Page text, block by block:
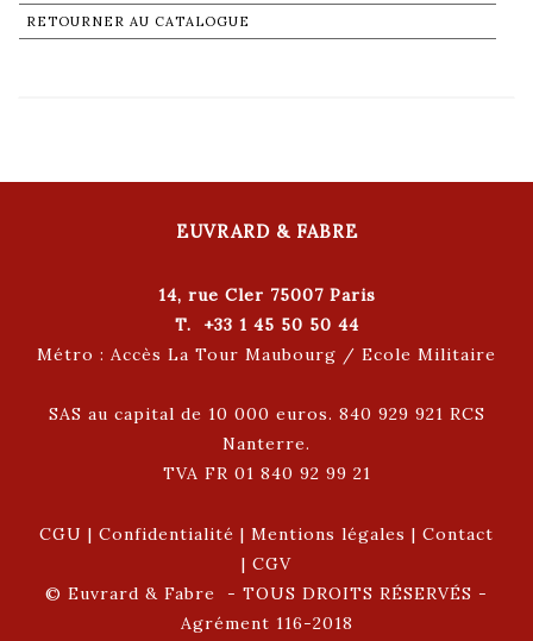
RETOURNER AU CATALOGUE
EUVRARD & FABRE
14, rue Cler 75007 Paris
T. +33 1 45 50 50 44
Métro : Accès La Tour Maubourg / Ecole Militaire
SAS au capital de 10 000 euros. 840 929 921 RCS
Nanterre.
TVA FR 01 840 92 99 21
CGU | Confidentialité | Mentions légales | Contact
| CGV
© Euvrard & Fabre - TOUS DROITS RÉSERVÉS -
Agrément 116-2018